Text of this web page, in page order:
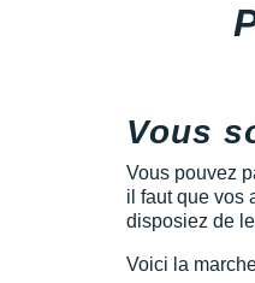
Vous
Vous pouvez
il faut que vos
disposiez de
Voici la